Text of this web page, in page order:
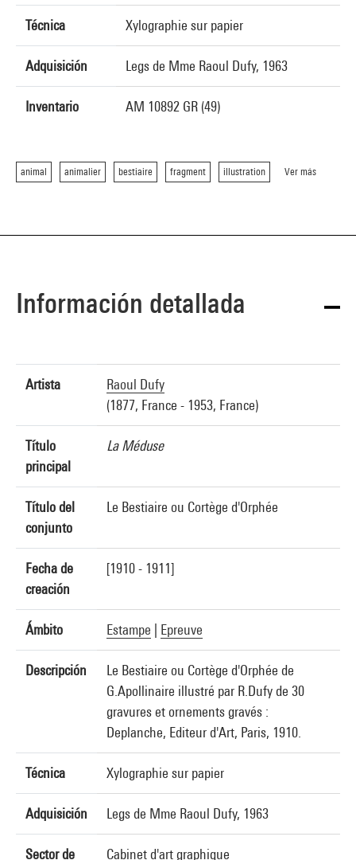
Técnica Xylographie sur papier
Adquisición Legs de Mme Raoul Dufy, 1963
Inventario AM 10892 GR (49)
animal animalier bestiaire fragment illustration Ver más
Información detallada
Artista
Raoul Dufy
(1877, France - 1953, France)
Título
principal
La Méduse
Título del
conjunto
Le Bestiaire ou Cortège d'Orphée
Fecha de
creación
[1910 - 1911]
Ámbito Estampe Epreuve
Descripción
Le Bestiaire ou Cortège d'Orphée de
G.Apollinaire illustré par R.Dufy de 30
gravures et ornements gravés :
Deplanche, Editeur d'Art, Paris, 1910.
Técnica Xylographie sur papier
Adquisición Legs de Mme Raoul Dufy, 1963
Sector de Cabinet d'art graphique